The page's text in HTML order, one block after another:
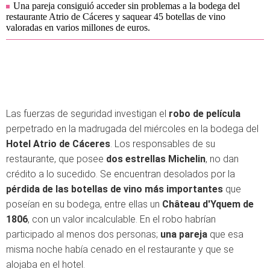
Una pareja consiguió acceder sin problemas a la bodega del
restaurante Atrio de Cáceres y saquear 45 botellas de vino
valoradas en varios millones de euros.
Las fuerzas de seguridad investigan el robo de película
perpetrado en la madrugada del miércoles en la bodega del
Hotel Atrio de Cáceres. Los responsables de su
restaurante, que posee dos estrellas Michelin, no dan
crédito a lo sucedido. Se encuentran desolados por la
pérdida de las botellas de vino más importantes que
poseían en su bodega, entre ellas un Château d'Yquem de
1806, con un valor incalculable. En el robo habrían
participado al menos dos personas; una pareja que esa
misma noche había cenado en el restaurante y que se
alojaba en el hotel.